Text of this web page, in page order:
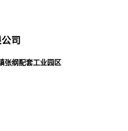
司
纲配套工业园区